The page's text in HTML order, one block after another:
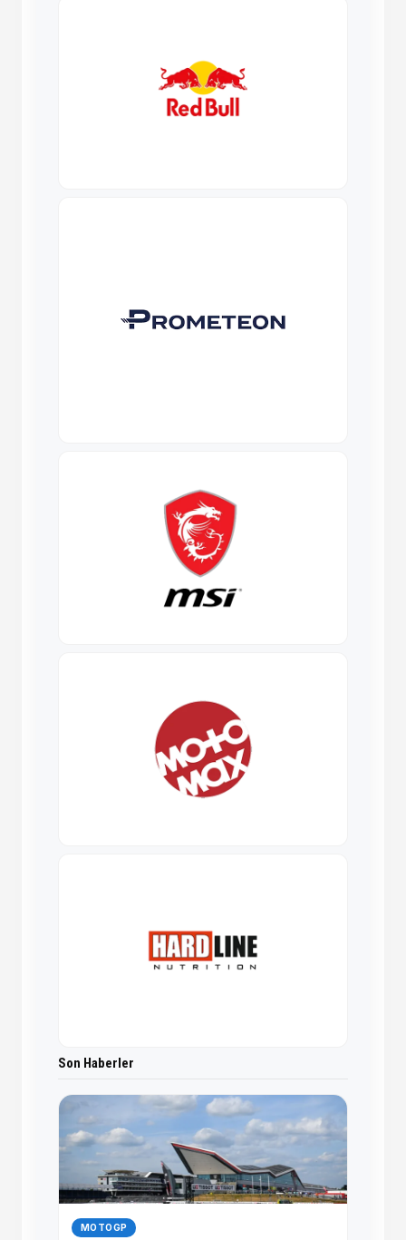
Son Haberler
MOTOGP